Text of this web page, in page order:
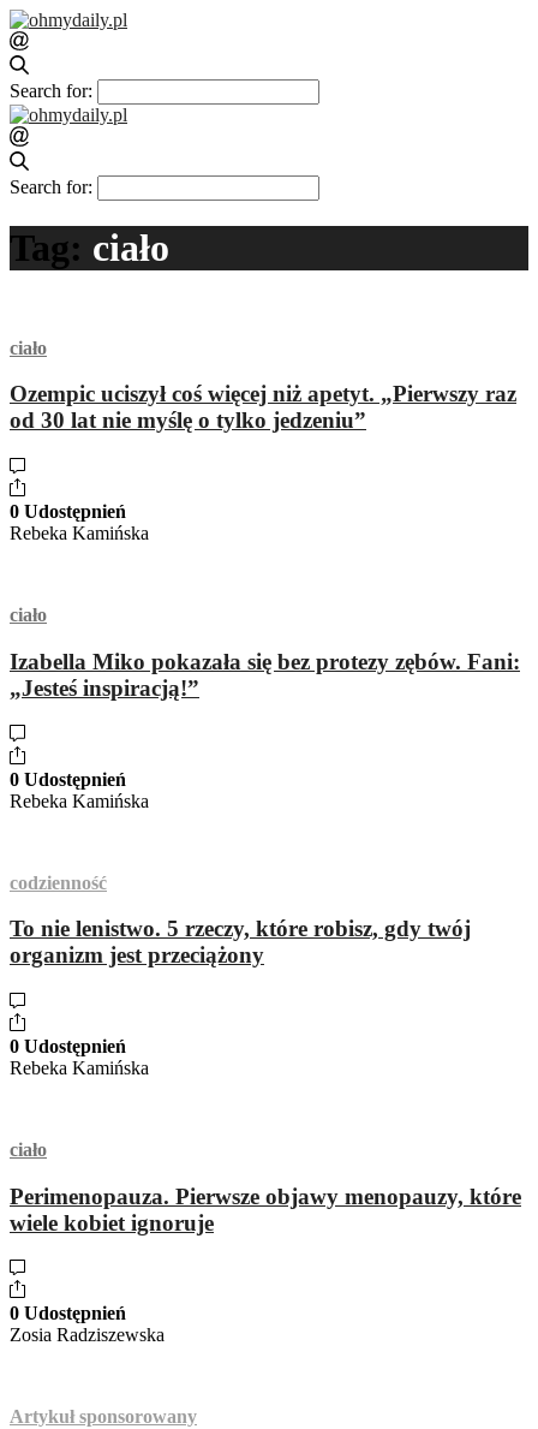
Search for:
Search for:
Tag: ciało
ciało
Ozempic uciszył coś więcej niż apetyt. „Pierwszy raz
od 30 lat nie myślę o tylko jedzeniu”
0 Udostępnień
Rebeka Kamińska
ciało
Izabella Miko pokazała się bez protezy zębów. Fani:
„Jesteś inspiracją!”
0 Udostępnień
Rebeka Kamińska
codzienność
To nie lenistwo. 5 rzeczy, które robisz, gdy twój
organizm jest przeciążony
0 Udostępnień
Rebeka Kamińska
ciało
Perimenopauza. Pierwsze objawy menopauzy, które
wiele kobiet ignoruje
0 Udostępnień
Zosia Radziszewska
Artykuł sponsorowany